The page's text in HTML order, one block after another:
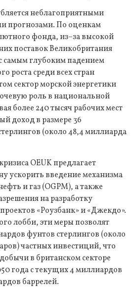
неблагоприятными
прогнозами. По оценкам
фонда, из–за высокой
поставок Великобритания
самым глубоким падением
роста среди всех стран
сектор морской энергетики
роль в национальной
более 240 тысяч рабочих мест
доход в размере 36
(около 48,4 миллиарда
OEUK предлагает
ускорить введение механизма
и газ (OGPM), а также
на разработку
«Роузбанк» и «Джекдо».
лобби, эти меры позволят
фунтов стерлингов (около
частных инвестиций, что
в британском секторе
года с текущих 4 миллиардов
баррелей.